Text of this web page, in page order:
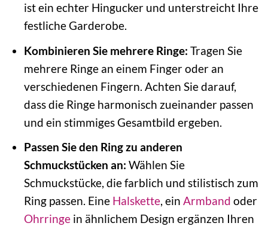
ist ein echter Hingucker und unterstreicht Ihre
festliche Garderobe.
Kombinieren Sie mehrere Ringe: Tragen Sie
mehrere Ringe an einem Finger oder an
verschiedenen Fingern. Achten Sie darauf,
dass die Ringe harmonisch zueinander passen
und ein stimmiges Gesamtbild ergeben.
Passen Sie den Ring zu anderen
Schmuckstücken an: Wählen Sie
Schmuckstücke, die farblich und stilistisch zum
Ring passen. Eine Halskette, ein Armband oder
Ohrringein ähnlichem Design ergänzen Ihren